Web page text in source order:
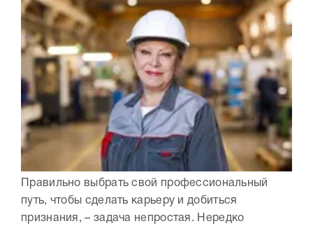
Правильно выбрать свой профессиональный
путь, чтобы сделать карьеру и добиться
признания, – задача непростая. Нередко